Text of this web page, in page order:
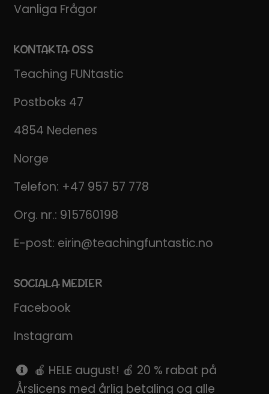
Vanliga Frågor
KONTAKTA OSS
Teaching FUNtastic
Postboks 47
4854 Nedenes
Norge
Telefon: +47 957 57 778
Org. nr.: 915760198
E-post: eirin@teachingfuntastic.no
SOCIALA MEDIER
Facebook
Instagram
Pinterest
🍎 HELE august! 🍎 20 % rabat på
Årslicens med årlig betaling og alle